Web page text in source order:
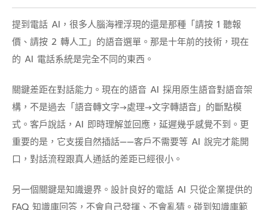
提到電話 AI，很多人腦海裡浮現的還是那種「請按 1 聽報
價、請按 2 轉人工」的語音選單。那是十年前的技術，現在
的 AI 電話系統是完全不同的東西。
關鍵差距在對話能力。現在的語音 AI 採用原生語音對語音架
構，不是過去「語音轉文字→處理→文字轉語音」的斷點模
式。客戶說話，AI 即時理解並回應，延遲幾乎感覺不到。更
重要的是，它支援自然插話——客戶不需要等 AI 說完才能開
口，對話流程跟真人通話的差距已經很小。
另一個關鍵是知識邊界。設計良好的電話 AI 只從企業提供的
FAQ 知識庫回答，不會自己發揮、不會亂猜。碰到知識庫範